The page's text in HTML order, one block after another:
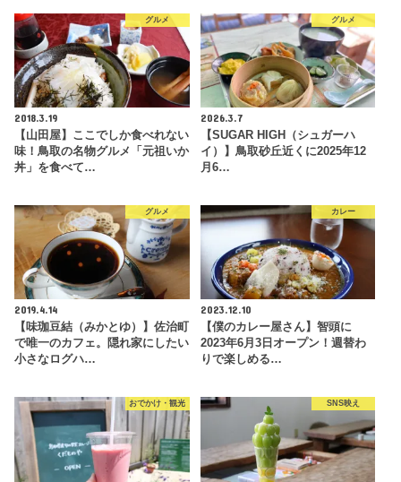
グルメ
2018.3.19
【山田屋】ここでしか食べれない
味！鳥取の名物グルメ「元祖いか
丼」を食べて…
グルメ
2026.3.7
【SUGAR HIGH（シュガーハ
イ）】鳥取砂丘近くに2025年12
月6…
グルメ
2019.4.14
【味珈豆結（みかとゆ）】佐治町
で唯一のカフェ。隠れ家にしたい
小さなログハ…
カレー
2023.12.10
【僕のカレー屋さん】智頭に
2023年6月3日オープン！週替わ
りで楽しめる…
おでかけ・観光 SNS映え